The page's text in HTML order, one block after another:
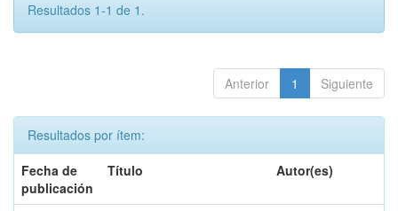
Resultados 1-1 de 1.
Anterior 1 Siguiente
Resultados por ítem:
Fecha de
publicación
Título Autor(es)